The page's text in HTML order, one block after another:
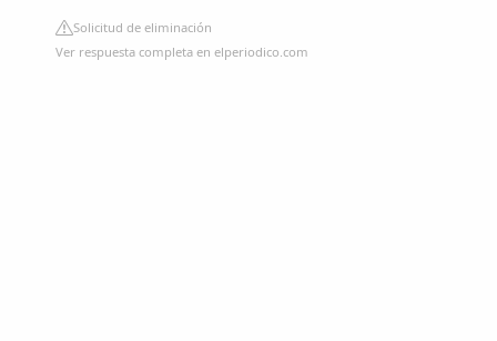
Solicitud de eliminación
Ver respuesta completa en elperiodico.com